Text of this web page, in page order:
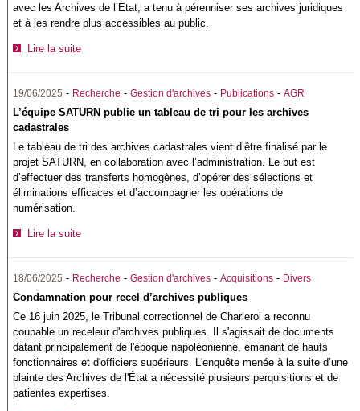
avec les Archives de l’Etat, a tenu à pérenniser ses archives juridiques
et à les rendre plus accessibles au public.
Lire la suite
19/06/2025 - Recherche - Gestion d'archives- Publications- AGR
L’équipe SATURN publie un tableau de tri pour les archives
cadastrales
Le tableau de tri des archives cadastrales vient d’être finalisé par le
projet SATURN, en collaboration avec l’administration. Le but est
d’effectuer des transferts homogènes, d’opérer des sélections et
éliminations efficaces et d’accompagner les opérations de
numérisation.
Lire la suite
18/06/2025 - Recherche - Gestion d'archives- Acquisitions- Divers
Condamnation pour recel d’archives publiques
Ce 16 juin 2025, le Tribunal correctionnel de Charleroi a reconnu
coupable un receleur d'archives publiques. Il s'agissait de documents
datant principalement de l'époque napoléonienne, émanant de hauts
fonctionnaires et d'officiers supérieurs. L'enquête menée à la suite d’une
plainte des Archives de l'État a nécessité plusieurs perquisitions et de
patientes expertises.